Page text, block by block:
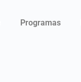
Programas